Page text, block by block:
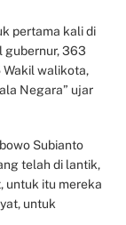
pertama kali di
gubernur, 363
Wakil walikota,
Negara” ujar
Subianto
telah di lantik,
untuk itu mereka
untuk